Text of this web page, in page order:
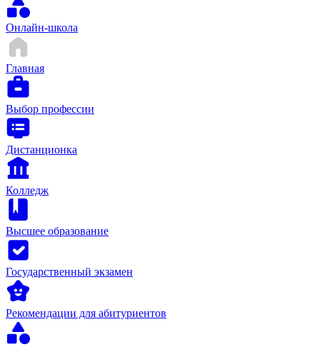
Онлайн-школа
Главная
Выбор профессии
Дистанционка
Колледж
Высшее образование
Государственный экзамен
Рекомендации для абитуриентов